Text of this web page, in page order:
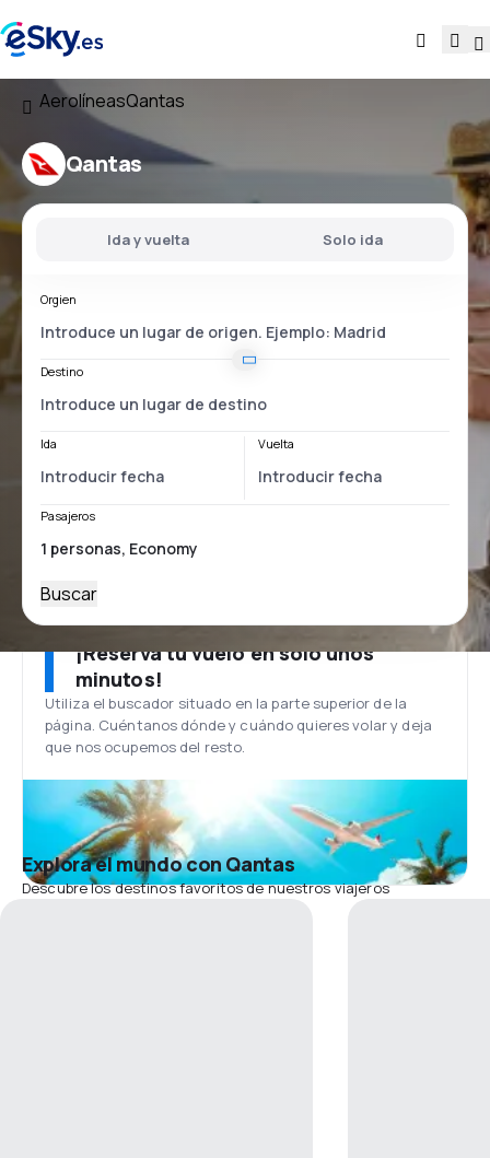
AerolíneasQantas
Qantas
Ida y vuelta Solo ida
Orgien
Destino
Ida Vuelta
Pasajeros
Buscar
¡Reserva tu vuelo en solo unos
minutos!
Utiliza el buscador situado en la parte superior de la
página. Cuéntanos dónde y cuándo quieres volar y deja
que nos ocupemos del resto.
Explora el mundo con Qantas
Descubre los destinos favoritos de nuestros viajeros